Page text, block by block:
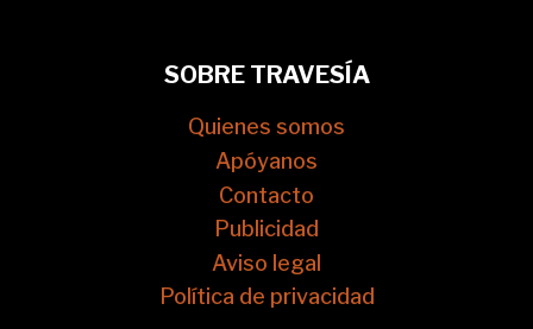
SOBRE TRAVESÍA
Quienes somos
Apóyanos
Contacto
Publicidad
Aviso legal
Política de privacidad